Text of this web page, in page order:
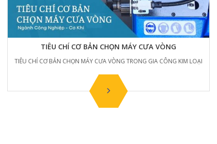
TIÊU CHÍ CƠ BẢN CHỌN MÁY CƯA VÒNG
TIÊU CHÍ CƠ BẢN CHỌN MÁY CƯA VÒNG TRONG GIA CÔNG KIM LOẠI